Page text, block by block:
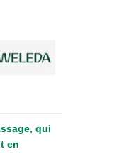
qui
en